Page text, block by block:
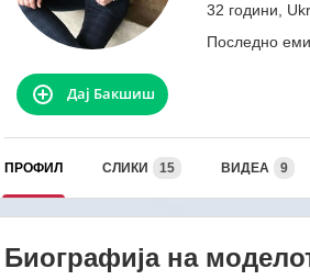
32 години,
Последно
Дај Бакшиш
ПРОФИЛ СЛИКИ 15 ВИДЕА 9
Биографија на